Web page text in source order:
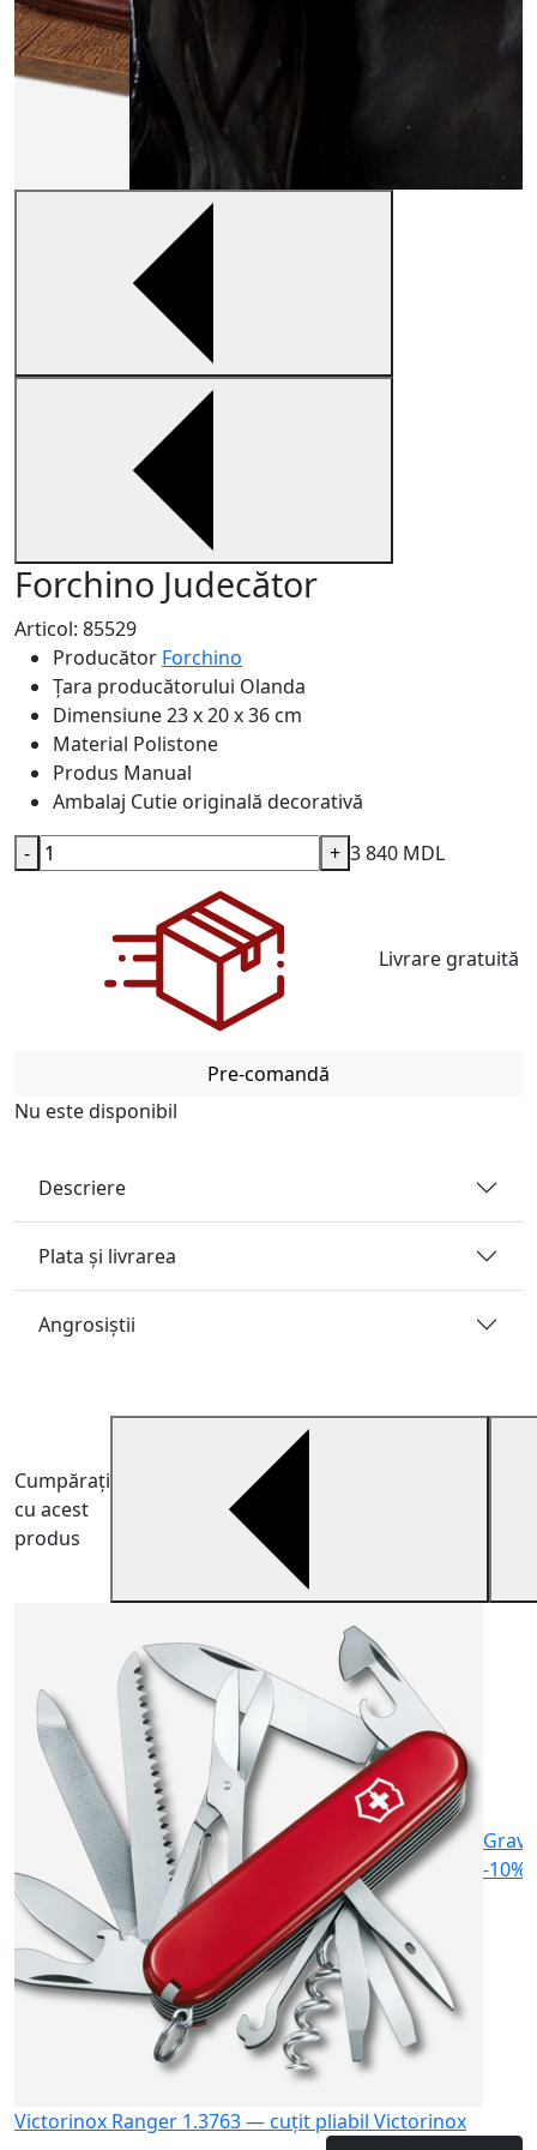
Forchino Judecător
Articol: 85529
Producător Forchino
Țara producătorului Olanda
Dimensiune23 x 20 x 36 cm
Material Polistone
Produs Manual
Ambalaj Cutie originală decorativă
3 840 MDL
- +
Livrare gratuită
Pre-comandă
Nu este disponibil
Descriere
Plata și livrarea
Angrosiştii
Cumpărați
cu acest
produs
-10%
Victorinox Ranger 1.3763 — cuțit pliabil Victorinox